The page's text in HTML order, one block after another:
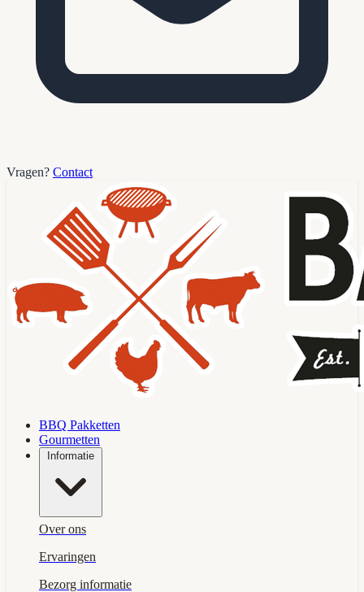
Vragen? Contact
BBQ Pakketten
Gourmetten
Informatie
Over ons
Ervaringen
Bezorg informatie